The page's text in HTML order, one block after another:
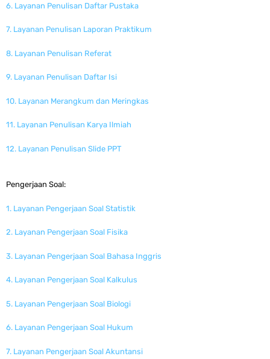
6. Layanan Penulisan Daftar Pustaka
7. Layanan Penulisan Laporan Praktikum
8. Layanan Penulisan Referat
9. Layanan Penulisan Daftar Isi
10. Layanan Merangkum dan Meringkas
11. Layanan Penulisan Karya Ilmiah
12. Layanan Penulisan Slide PPT
Pengerjaan Soal:
1. Layanan Pengerjaan Soal Statistik
2. Layanan Pengerjaan Soal Fisika
3. Layanan Pengerjaan Soal Bahasa Inggris
4. Layanan Pengerjaan Soal Kalkulus
5. Layanan Pengerjaan Soal Biologi
6. Layanan Pengerjaan Soal Hukum
7. Layanan Pengerjaan Soal Akuntansi